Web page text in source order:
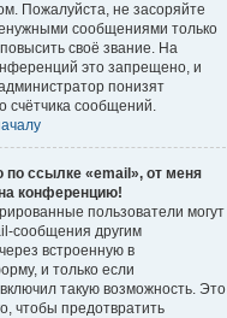
Пожалуйста, не засоряйте
сообщениями только
своё звание. На
это запрещено, и
понизят
счётчика сообщений.
по ссылке «email», от меня
конференцию!
пользователи могут
сообщения другим
встроенную в
и только если
такую возможность. Это
чтобы предотвратить